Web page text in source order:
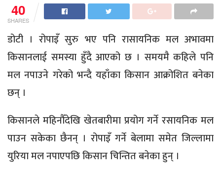
40
SHARES
डोटी । रोपाइँ सुरु भए पनि रासायनिक मल अभावमा
किसानलाई समस्या हुँदै आएको छ । समयमै कहिले पनि
मल नपाउने गरेको भन्दै यहाँका किसान आक्रोशित बनेका
छन् ।
किसानले महिनौँदेखि खेतबारीमा प्रयोग गर्ने रसायनिक मल
पाउन सकेका छैनन् । रोपाइँ गर्ने बेलामा समेत जिल्लामा
युरिया मल नपाएपछि किसान चिन्तित बनेका हुन् ।